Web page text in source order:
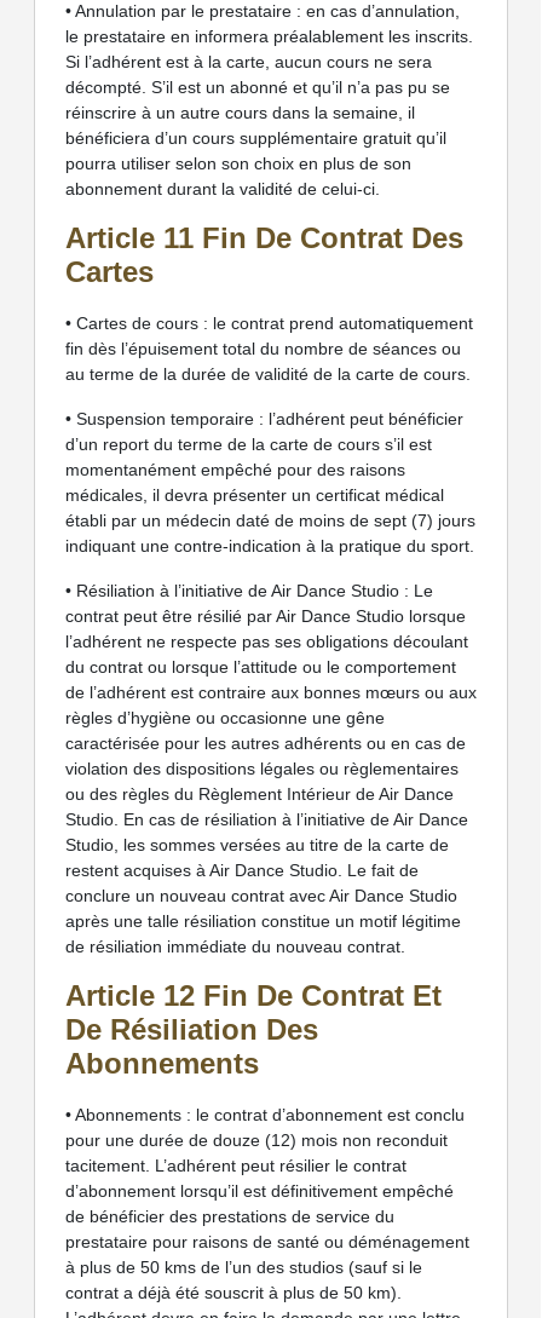
• Annulation par le prestataire : en cas d’annulation,
le prestataire en informera préalablement les inscrits.
Si l’adhérent est à la carte, aucun cours ne sera
décompté. S’il est un abonné et qu’il n’a pas pu se
réinscrire à un autre cours dans la semaine, il
bénéficiera d’un cours supplémentaire gratuit qu’il
pourra utiliser selon son choix en plus de son
abonnement durant la validité de celui-ci.
Article 11 Fin De Contrat Des
Cartes
• Cartes de cours : le contrat prend automatiquement
fin dès l’épuisement total du nombre de séances ou
au terme de la durée de validité de la carte de cours.
• Suspension temporaire : l’adhérent peut bénéficier
d’un report du terme de la carte de cours s’il est
momentanément empêché pour des raisons
médicales, il devra présenter un certificat médical
établi par un médecin daté de moins de sept (7) jours
indiquant une contre-indication à la pratique du sport.
• Résiliation à l’initiative de Air Dance Studio : Le
contrat peut être résilié par Air Dance Studio lorsque
l’adhérent ne respecte pas ses obligations découlant
du contrat ou lorsque l’attitude ou le comportement
de l’adhérent est contraire aux bonnes mœurs ou aux
règles d’hygiène ou occasionne une gêne
caractérisée pour les autres adhérents ou en cas de
violation des dispositions légales ou règlementaires
ou des règles du Règlement Intérieur de Air Dance
Studio. En cas de résiliation à l’initiative de Air Dance
Studio, les sommes versées au titre de la carte de
restent acquises à Air Dance Studio. Le fait de
conclure un nouveau contrat avec Air Dance Studio
après une talle résiliation constitue un motif légitime
de résiliation immédiate du nouveau contrat.
Article 12 Fin De Contrat Et
De Résiliation Des
Abonnements
• Abonnements : le contrat d’abonnement est conclu
pour une durée de douze (12) mois non reconduit
tacitement. L’adhérent peut résilier le contrat
d’abonnement lorsqu’il est définitivement empêché
de bénéficier des prestations de service du
prestataire pour raisons de santé ou déménagement
à plus de 50 kms de l’un des studios (sauf si le
contrat a déjà été souscrit à plus de 50 km).